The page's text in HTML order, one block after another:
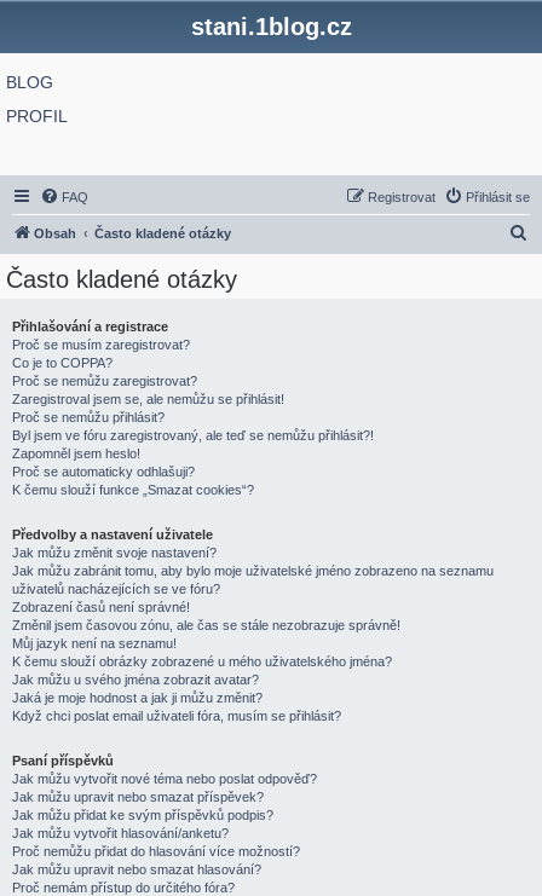
stani.1blog.cz
BLOG
PROFIL
FAQ Přihlásit se
Registrovat
Obsah Často kladené otázky
Často kladené otázky
Přihlašování a registrace
Proč se musím zaregistrovat?
Co je to COPPA?
Proč se nemůžu zaregistrovat?
Zaregistroval jsem se, ale nemůžu se přihlásit!
Proč se nemůžu přihlásit?
Byl jsem ve fóru zaregistrovaný, ale teď se nemůžu přihlásit?!
Zapomněl jsem heslo!
Proč se automaticky odhlašuji?
K čemu slouží funkce „Smazat cookies“?
Předvolby a nastavení uživatele
Jak můžu změnit svoje nastavení?
Jak můžu zabránit tomu, aby bylo moje uživatelské jméno zobrazeno na seznamu
uživatelů nacházejících se ve fóru?
Zobrazení časů není správné!
Změnil jsem časovou zónu, ale čas se stále nezobrazuje správně!
Můj jazyk není na seznamu!
K čemu slouží obrázky zobrazené u mého uživatelského jména?
Jak můžu u svého jména zobrazit avatar?
Jaká je moje hodnost a jak ji můžu změnit?
Když chci poslat email uživateli fóra, musím se přihlásit?
Psaní příspěvků
Jak můžu vytvořit nové téma nebo poslat odpověď?
Jak můžu upravit nebo smazat příspěvek?
Jak můžu přidat ke svým příspěvků podpis?
Jak můžu vytvořit hlasování/anketu?
Proč nemůžu přidat do hlasování více možností?
Jak můžu upravit nebo smazat hlasování?
Proč nemám přístup do určitého fóra?